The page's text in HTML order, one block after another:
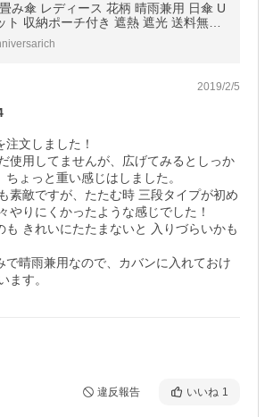
み傘 レディース 花柄 晴雨兼用 日傘 U
ト 収納ポーチ付き 遮熱 遮光 送料無料
クト 丈夫 紫外線対策 雨傘
2019/2/5
文しました！
使用してませんが、広げてみるとしっか
ちょっと重い感じはしました。
素敵ですが、たたむ時 三段タイプが初め
やりにくかったような感じでした！
も きれいにたたまないと 入りづらいかも
で晴雨兼用なので、カバンに入れておけ
ます。
違反報告 いいね 1